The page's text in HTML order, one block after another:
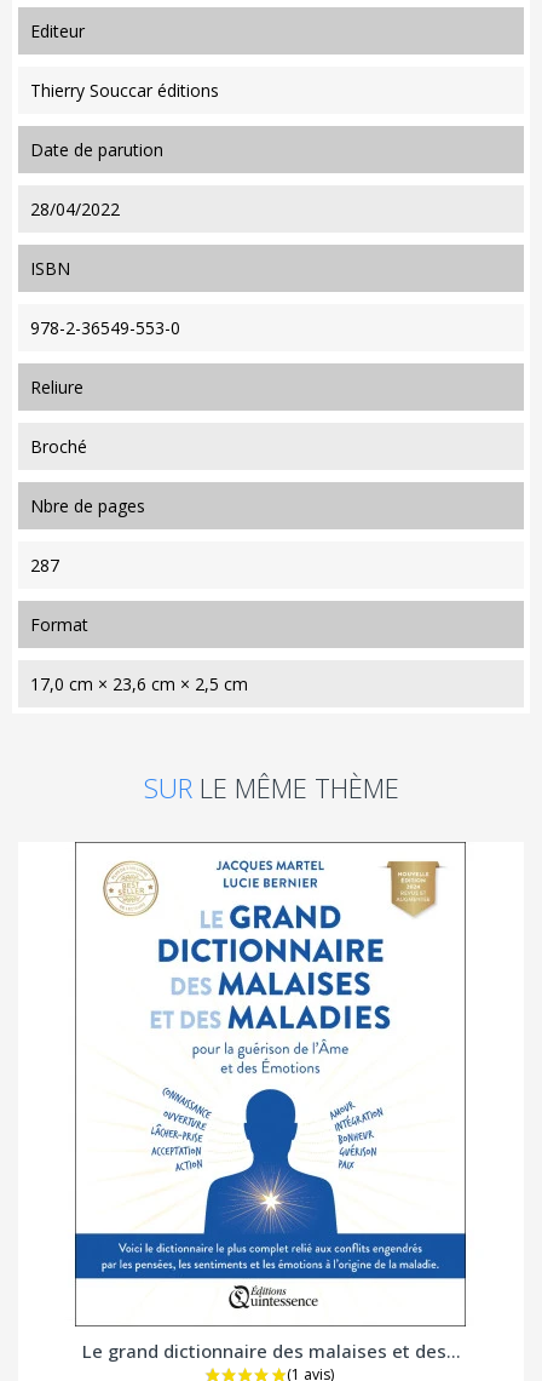
editeur
Thierry Souccar éditions
date de parution
28/04/2022
ISBN
978-2-36549-553-0
reliure
Broché
nbre de pages
287
format
17,0 cm × 23,6 cm × 2,5 cm
SUR LE MÊME THÈME
Le grand dictionnaire des malaises et des...